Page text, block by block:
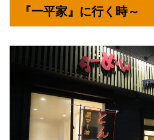
『一平家』に行く時～